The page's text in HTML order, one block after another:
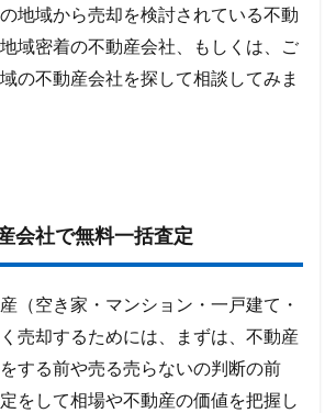
地域から売却を検討されている不動
域密着の不動産会社、もしくは、ご
の不動産会社を探して相談してみま
会社で無料一括査定
（空き家・マンション・一戸建て・
売却するためには、まずは、不動産
する前や売る売らないの判断の前
をして相場や不動産の価値を把握し